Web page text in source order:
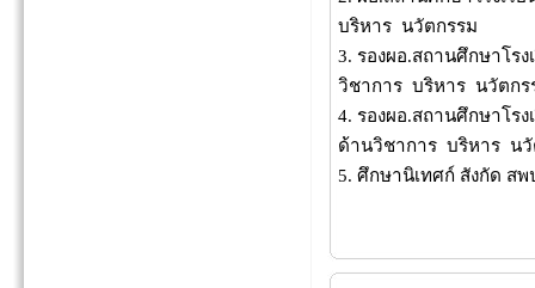
บริหาร นวัตกรรม
3. รองผอ.สถานศึกษาโร
วิชาการ บริหาร นวัตกร
4. รองผอ.สถานศึกษาโร
ด้านวิชาการ บริหาร นวั
5. ศึกษานิเทศก์ สังกัด สพ